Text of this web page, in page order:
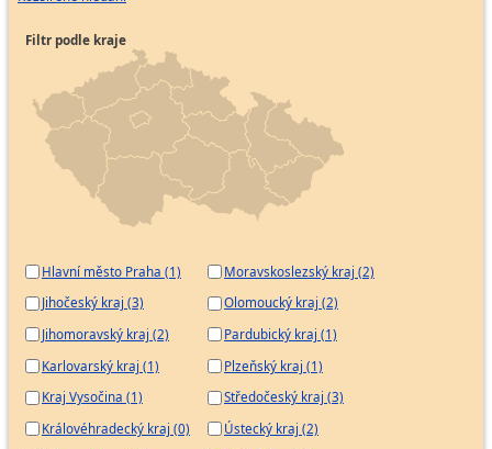
Filtr podle kraje
Hlavní město Praha (1)
Jihočeský kraj (3)
Jihomoravský kraj (2)
Karlovarský kraj (1)
Kraj Vysočina (1)
Královéhradecký kraj (0)
Moravskoslezský kraj (2)
Olomoucký kraj (2)
Pardubický kraj (1)
Plzeňský kraj (1)
Středočeský kraj (3)
Ústecký kraj (2)